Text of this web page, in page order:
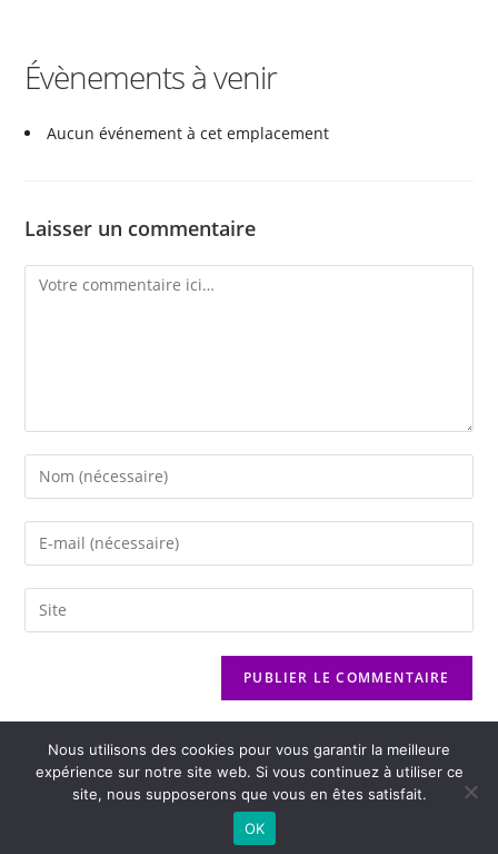
Évènements à venir
Aucun événement à cet emplacement
Laisser un commentaire
2026 - Variance FM - Mentions légales - Politique de confidentialité -
- Réalisation
Nous utilisons des cookies pour vous garantir la meilleure
expérience sur notre site web. Si vous continuez à utiliser ce
site, nous supposerons que vous en êtes satisfait.
OK